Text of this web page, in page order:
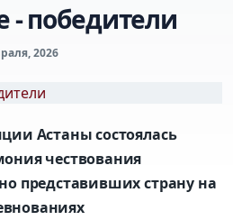
- победители
2026
Астаны состоялась
чествования
представивших страну на